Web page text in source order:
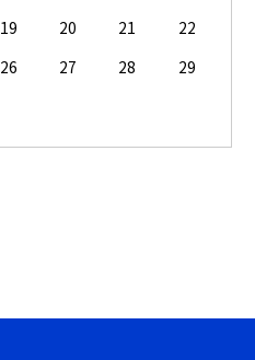
19 20 21
22
26 27 28
29